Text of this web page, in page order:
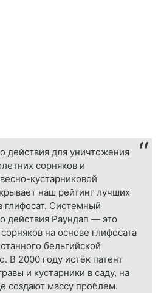
действия для уничтожения
сорняков и
кустарниковой
наш рейтинг лучших
глифосат. Системный
действия Раундап — это
на основе глифосата
бельгийской
В 2000 году истёк патент
и кустарники в саду, на
создают массу проблем.